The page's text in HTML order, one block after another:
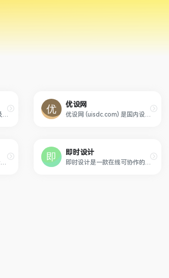
uimaker致力于UI,UI设计以及UI设计是什么等UI设计师相关内容，还提供UI教程，UI素材下载，后台界面和后台模板的学习和下载，是国内优秀UI设计网站。
优设网
优设网 (uisdc.com) 是国内设计师入门到进阶的专业设计网站。设计内容全面及时，全网粉丝过千万。专注前沿设计趋势和设计方法论，拥有原创独家设计内容和设计师网站导航。提供灵感素材、UI设计、平面设计、网页设计、电商设计、设计软件、SDC网站推荐。
Figma 是一款在线的 UI 设计工具，可以简单粗暴地理解为在线版的 Sketch 或者 XD，可用来完成用户界面设计、原型设计和交互设计等。
即时设计
即时设计是一款在线可协作的UI设计工具，是可协作的在线sketch、国内版figma，拥有海量的设计资源与素材，支持导入sketch格式的源文件。支持创建交互原型、获取设计标注、快速切图、团队协作等工作。